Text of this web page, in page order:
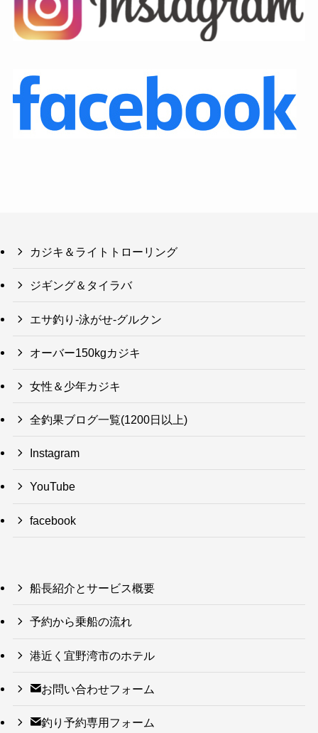
カジキ＆ライトトローリング
ジギング＆タイラバ
エサ釣り-泳がせ-グルクン
オーバー150kgカジキ
女性＆少年カジキ
全釣果ブログ一覧(1200日以上)
Instagram
YouTube
facebook
船長紹介とサービス概要
予約から乗船の流れ
港近く宜野湾市のホテル
お問い合わせフォーム
釣り予約専用フォーム